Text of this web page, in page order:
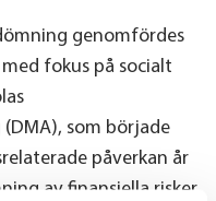
genomfördes
fokus på socialt
(DMA), som började
påverkan år
av finansiella risker